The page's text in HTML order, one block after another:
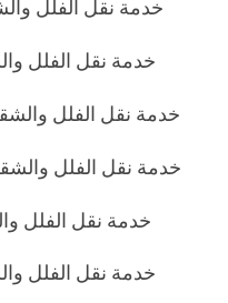
خدمة نقل الفلل
خدمة نقل الفلل
خدمة نقل الفلل
خدمة نقل الفلل
خدمة نقل الفلل
خدمة نقل الفلل